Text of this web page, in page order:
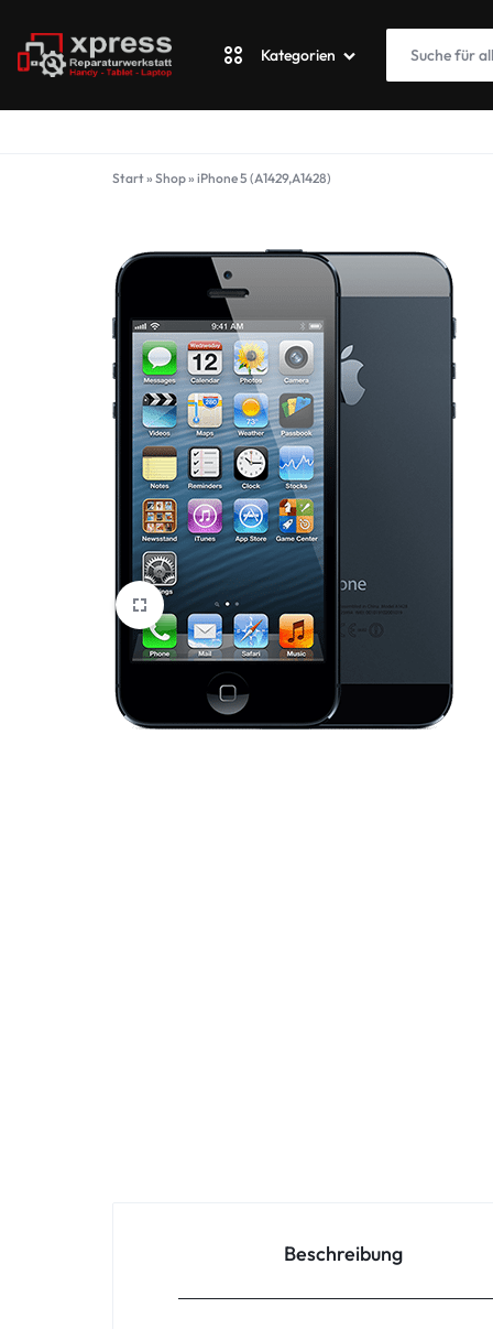
XPRESSWERKSTATT
Kategorien
Google
ASUS Phone
Honor
HTC
Huawei
Lenovo
LG
Xiaomi
Start» Shop» iPhone 5 (A1429,A1428)
Beschreibung